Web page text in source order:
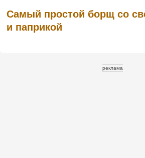
Самый простой борщ со
и паприкой
реклама